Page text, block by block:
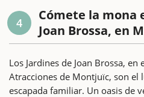
4
Cómete la mona
Joan Brossa, en
Los Jardines de Joan Brossa,
Atracciones de Montjuïc, son el
escapada familiar. Un oasis de